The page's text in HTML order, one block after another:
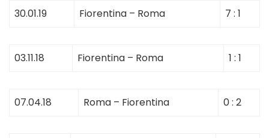
30.01.19 Fiorentina – Roma 7 : 1
03.11.18 Fiorentina – Roma 1 : 1
07.04.18 Roma – Fiorentina 0 : 2